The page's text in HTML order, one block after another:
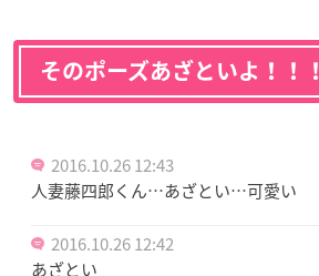
そのポーズあざといよ！！！
2016.10.26 12:43
人妻藤四郎くん…あざとい…可愛い
2016.10.26 12:42
あざとい